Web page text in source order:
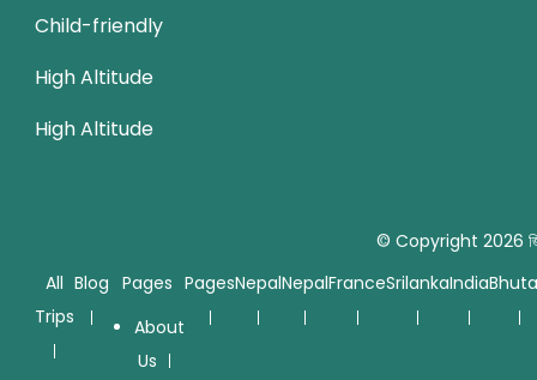
Child-friendly
High Altitude
High Altitude
© Copyright 2026
All
Trips
Blog Pages
About
Us
PagesNepalNepalFranceSrilankaIndia